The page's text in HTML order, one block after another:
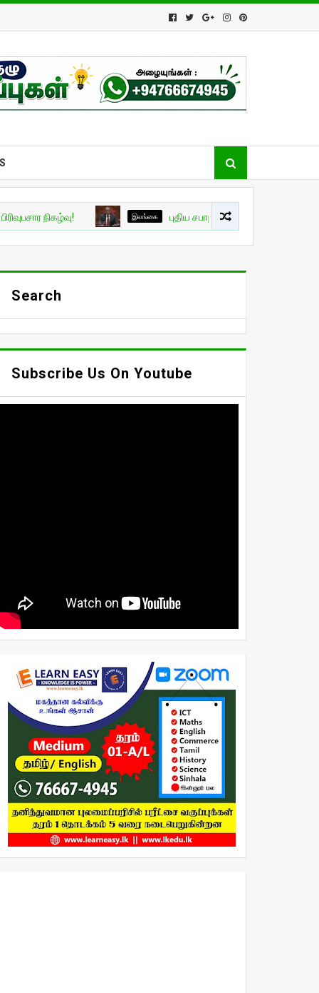
இலங்கை புதிய சபாநாயகராக ஜகத் விக்கிரமரத்ன தெரிவு
Search
Subscribe Us On Youtube